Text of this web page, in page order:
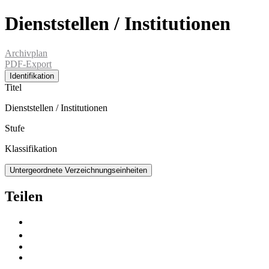
Dienststellen / Institutionen
Archivplan
PDF-Export
Identifikation
Titel
Dienststellen / Institutionen
Stufe
Klassifikation
Untergeordnete Verzeichnungseinheiten
Teilen